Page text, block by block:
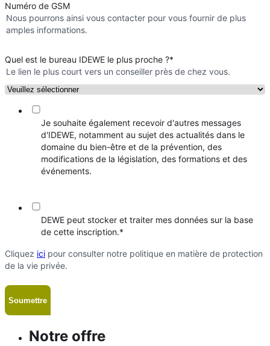
Numéro de GSM
Nous pourrons ainsi vous contacter pour vous fournir de plus
amples informations.
Quel est le bureau IDEWE le plus proche ?*
Le lien le plus court vers un conseiller près de chez vous.
Je souhaite également recevoir d'autres messages
d'IDEWE, notamment au sujet des actualités dans le
domaine du bien-être et de la prévention, des
modifications de la législation, des formations et des
événements.
DEWE peut stocker et traiter mes données sur la base
de cette inscription.*
Cliquez ici pour consulter notre politique en matière de protection
de la vie privée.
Notre offre